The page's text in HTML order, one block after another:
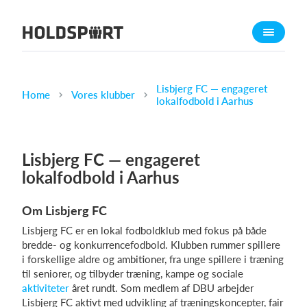
Om Holdsport
Karriere
Funktioner
Kalender
Webshop
Billetsystem
Hvad koster det?
Home Vores klubber
Lisbjerg FC — engageret
lokalfodbold i Aarhus
Lisbjerg FC — engageret
lokalfodbold i Aarhus
Om Lisbjerg FC
Lisbjerg FC er en lokal fodboldklub med fokus på både
bredde- og konkurrencefodbold. Klubben rummer spillere
i forskellige aldre og ambitioner, fra unge spillere i træning
til seniorer, og tilbyder træning, kampe og sociale
aktiviteter året rundt. Som medlem af DBU arbejder
Lisbjerg FC aktivt med udvikling af træningskoncepter, fair